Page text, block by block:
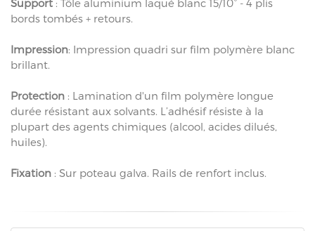
Support : Tôle aluminium laqué blanc 15/10° - 4 plis
bords tombés + retours.
Impression: Impression quadri sur film polymère blanc
brillant.
Protection : Lamination d'un film polymère longue
durée résistant aux solvants. L’adhésif résiste à la
plupart des agents chimiques (alcool, acides dilués,
huiles).
Fixation : Sur poteau galva. Rails de renfort inclus.